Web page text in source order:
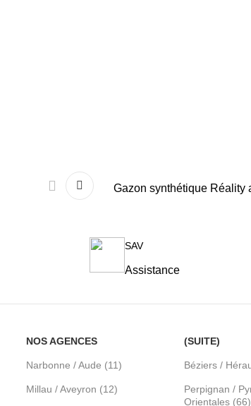
Gazon synthétique Réality
SAV
Assistance
NOS AGENCES
Narbonne / Aude (11)
Millau / Aveyron (12)
(SUITE)
Béziers /
Perpignan /
Orientales (66)